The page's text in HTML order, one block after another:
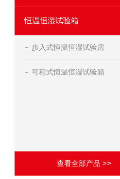
恒温恒湿试验箱
步入式恒温恒湿试验房
可程式恒温恒湿试验箱
查看全部产品 >>